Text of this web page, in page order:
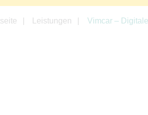
Leistungen Vimcar –